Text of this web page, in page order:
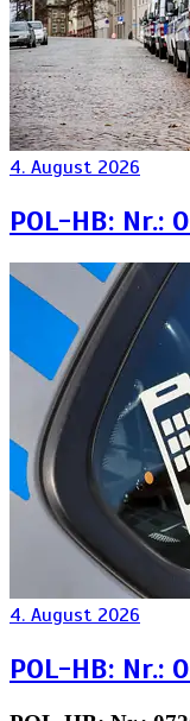
4. August 2026
POL-HB: Nr.:
4. August 2026
POL-HB: